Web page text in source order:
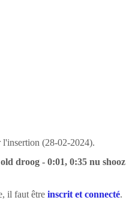
l'insertion (28-02-2024).
droog - 0:01, 0:35 nu shooz
il faut être inscrit et connecté.